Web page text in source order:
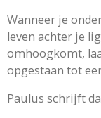
Wanneer je
leven achter je
omhoogkomt,
opgestaan tot
Paulus schrijft